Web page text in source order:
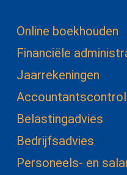
Online boekhouden
Financiële
Jaarrekeningen
Belastingadvies
Bedrijfsadvies
Personeels- en